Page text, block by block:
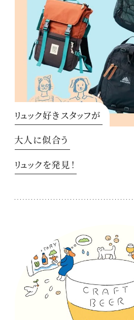
リュック好きスタッフが
大人に似合う
リュックを発見！